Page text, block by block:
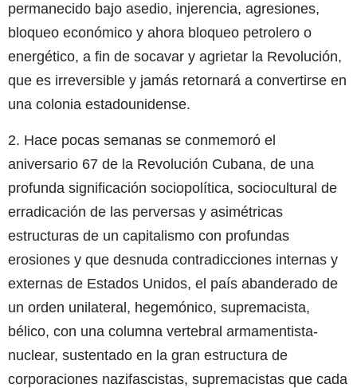
permanecido bajo asedio, injerencia, agresiones,
bloqueo económico y ahora bloqueo petrolero o
energético, a fin de socavar y agrietar la Revolución,
que es irreversible y jamás retornará a convertirse en
una colonia estadounidense.
2. Hace pocas semanas se conmemoró el
aniversario 67 de la Revolución Cubana, de una
profunda significación sociopolítica, sociocultural de
erradicación de las perversas y asimétricas
estructuras de un capitalismo con profundas
erosiones y que desnuda contradicciones internas y
externas de Estados Unidos, el país abanderado de
un orden unilateral, hegemónico, supremacista,
bélico, con una columna vertebral armamentista-
nuclear, sustentado en la gran estructura de
corporaciones nazifascistas, supremacistas que cada